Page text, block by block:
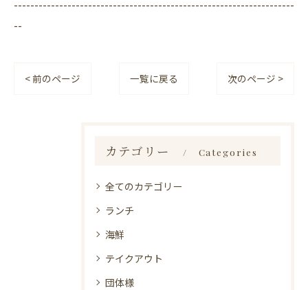
--------------------------------------------------------------------
--
< 前のページ 一覧に戻る 次のページ >
カテゴリー Categories
全てのカテゴリー
ランチ
海鮮
テイクアウト
団体様